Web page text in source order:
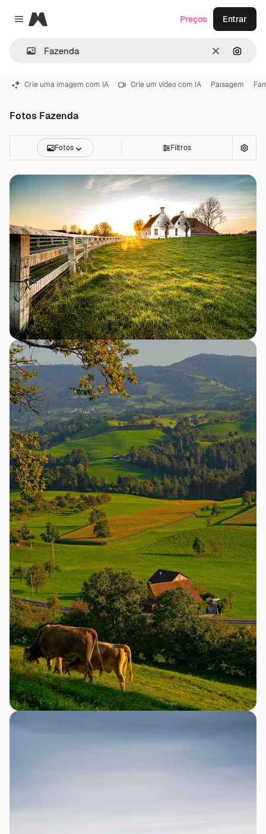
Close menu
Magnific
Limpar
Preços Entrar
Crie uma imagem com IA Crie um vídeo com IA Paisagem
Fotos Fazenda
Fotos Filtros